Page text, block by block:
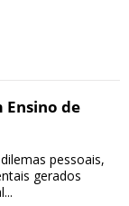
Ensino de
pessoais,
gerados